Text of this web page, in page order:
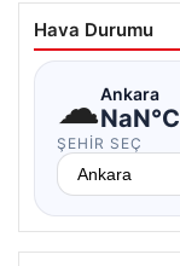
Hava Durumu
☁Ankara
NaN°C
ŞEHIR SEÇ